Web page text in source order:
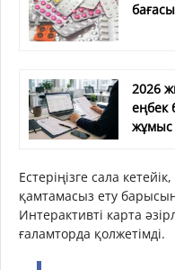
2026
еңбек
Естеріңізге сала
қамтамасыз ету
Интерактивті карта
ғаламторда қолжетімді.